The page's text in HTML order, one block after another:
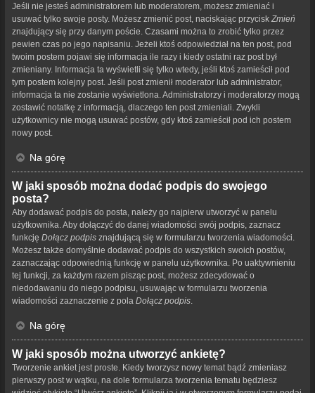
Jeśli nie jesteś administratorem lub moderatorem, możesz zmieniać i
usuwać tylko swoje posty. Możesz zmienić post, naciskając przycisk Zmień
znajdujący się przy danym poście. Czasami można to zrobić tylko przez
pewien czas po jego napisaniu. Jeżeli ktoś odpowiedział na ten post, pod
twoim postem pojawi się informacja ile razy i kiedy ostatni raz post był
zmieniany. Informacja ta wyświetli się tylko wtedy, jeśli ktoś zamieścił pod
tym postem kolejny post. Jeśli post zmienił moderator lub administrator,
informacja ta nie zostanie wyświetlona. Administratorzy i moderatorzy mogą
zostawić notatkę z informacją, dlaczego ten post zmieniali. Zwykli
użytkownicy nie mogą usuwać postów, gdy ktoś zamieścił pod ich postem
nowy post.
Na górę
W jaki sposób można dodać podpis do swojego
posta?
Aby dodawać podpis do posta, należy go najpierw utworzyć w panelu
użytkownika. Aby dołączyć do danej wiadomości swój podpis, zaznacz
funkcję Dołącz podpis znajdującą się w formularzu tworzenia wiadomości.
Możesz także domyślnie dodawać podpis do wszystkich swoich postów,
zaznaczając odpowiednią funkcję w panelu użytkownika. Po uaktywnieniu
tej funkcji, za każdym razem pisząc post, możesz zdecydować o
niedodawaniu do niego podpisu, usuwając w formularzu tworzenia
wiadomości zaznaczenie z pola Dołącz podpis
Na górę
W jaki sposób można utworzyć ankietę?
Tworzenie ankiet jest proste. Kiedy tworzysz nowy temat bądź zmieniasz
pierwszy post w wątku, na dole formularza tworzenia tematu będziesz